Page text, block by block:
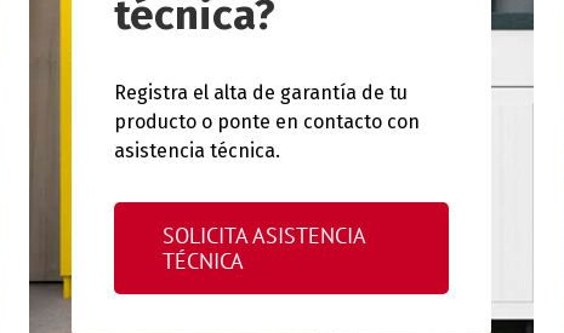
técnica?
Registra el alta de garantía de tu
producto o ponte en contacto con
asistencia técnica.
SOLICITA ASISTENCIA
TÉCNICA